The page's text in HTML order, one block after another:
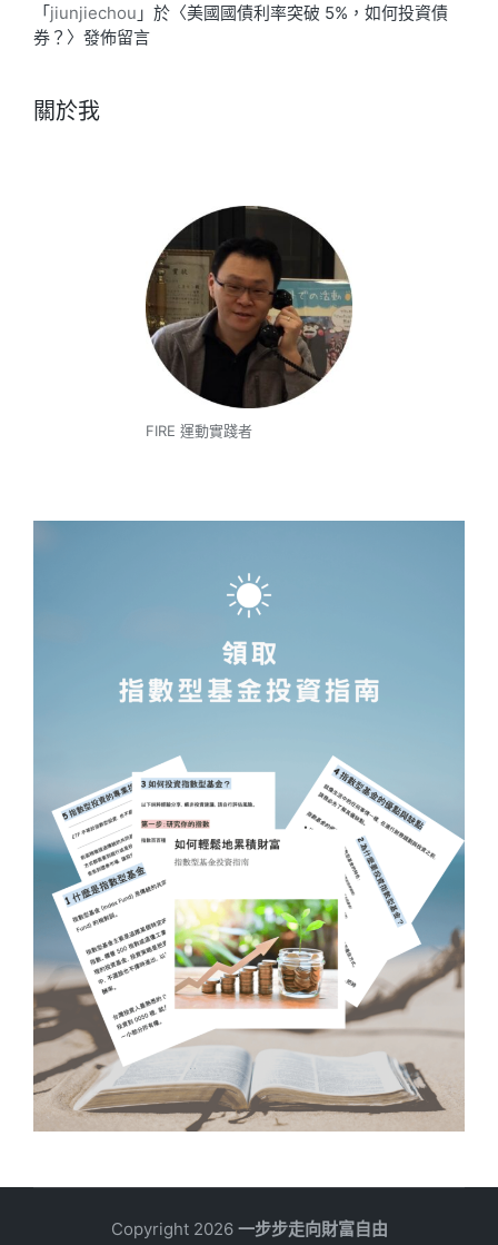
「jiunjiechou 」於〈美國國債利率突破 5%，如何投資債
券？ 〉發佈留言
關於我
FIRE 運動實踐者
Copyright 2026 一步步走向財富自由